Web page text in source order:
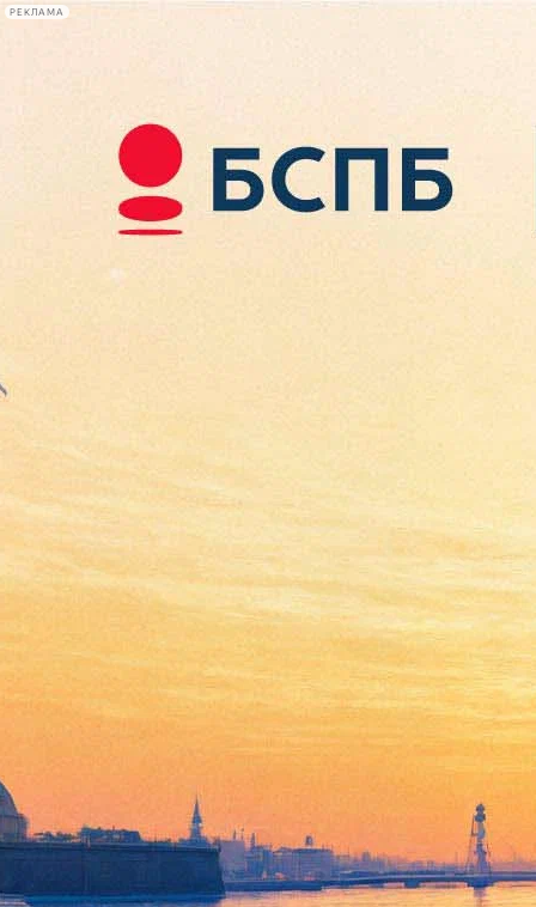
РЕКЛАМА
Сегодня:
2026.08.08
13:58
Афиша Plus